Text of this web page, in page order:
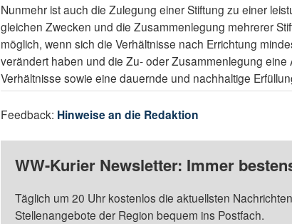
Nunmehr ist auch die Zulegung einer Stiftung zu einer
gleichen Zwecken und die Zusammenlegung mehrerer
möglich, wenn sich die Verhältnisse nach Errichtung
verändert haben und die Zu- oder Zusammenlegung
Verhältnisse sowie eine dauernde und nachhaltige
Feedback: Hinweise an die Redaktion
WW-Kurier Newsletter: Immer
Täglich um 20 Uhr kostenlos die aktuellsten
Stellenangebote der Region bequem ins Postfach.